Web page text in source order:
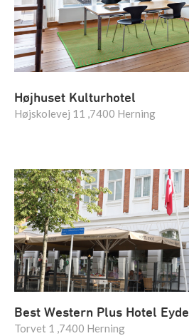
Højhuset Kulturhotel
Højskolevej 11 ,7400 Herning
Best Western Plus Hotel Eyde
Torvet 1 ,7400 Herning